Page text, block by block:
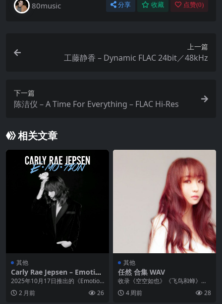
80music 分享 收藏 点赞(0)
上一篇
工藤静香 – Dynamic FLAC 24bit／48kHz
下一篇
陈洁仪 – A Time For Everything – FLAC Hi-Res
相关文章
其他
Carly Rae Jepsen – Emotion
10th Anniversary Edition) F
LAC 44kHz 24bit qobuz
2025年10月17日推出的《Emotio
n》十周年纪念版，为这张被誉为1
0年代...
2 月前 26
其他
任然 合集 WAV
收录《空空如也》《飞鸟和蝉》
《无人之岛》等热门金曲，更有
《你好陌生人》《山外小楼...
4 周前 28